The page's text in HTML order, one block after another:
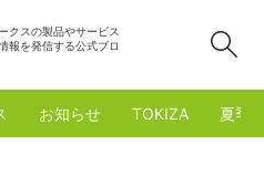
クスの製品やサービス
報を発信する公式ブロ
お知らせ TOKIZA 夏季